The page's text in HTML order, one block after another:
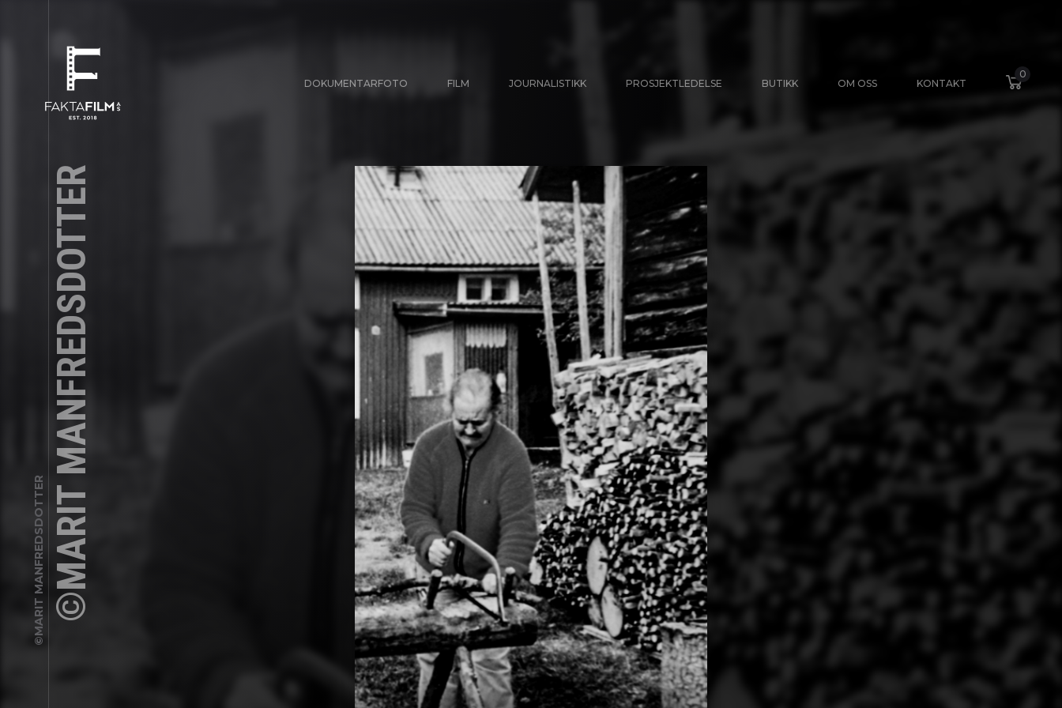
DOKUMENTARFOTO FILM JOURNALISTIKK PROSJEKTLEDELSE BUTIKK OM OSS KONTAKT
0
©MARIT MANFREDSDOTTER©MARIT MANFREDSDOTTER